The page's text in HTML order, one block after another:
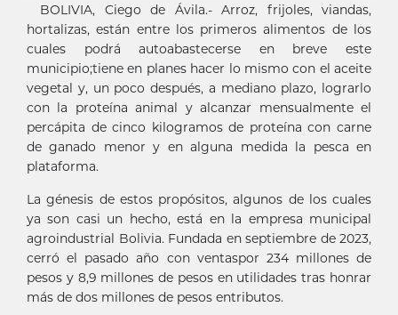
BOLIVIA, Ciego de Ávila.- Arroz, frijoles, viandas,
hortalizas, están entre los primeros alimentos de los
cuales podrá autoabastecerse en breve este
municipio;tiene en planes hacer lo mismo con el aceite
vegetal y, un poco después, a mediano plazo, lograrlo
con la proteína animal y alcanzar mensualmente el
percápita de cinco kilogramos de proteína con carne
de ganado menor y en alguna medida la pesca en
plataforma.
La génesis de estos propósitos, algunos de los cuales
ya son casi un hecho, está en la empresa municipal
agroindustrial Bolivia. Fundada en septiembre de 2023,
cerró el pasado año con ventaspor 234 millones de
pesos y 8,9 millones de pesos en utilidades tras honrar
más de dos millones de pesos entributos.